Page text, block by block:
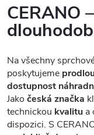
CERANO
Na všechny
poskytujeme
dostupnost
Jako česká značka
technickou kvalitu a
dispozici. S